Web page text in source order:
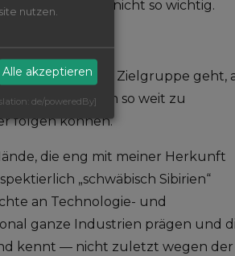
aber auch gar nicht so wichtig.
weniger um eine Zielgruppe geht,
Denken so weit zu
folgen können.
die eng mit meiner Herkunft
„schwäbisch Sibirien“
an Technologie- und
ganze Industrien prägen und
kennt — nicht zuletzt wegen der
nutzen.
Alle akzeptieren
de/poweredBy]